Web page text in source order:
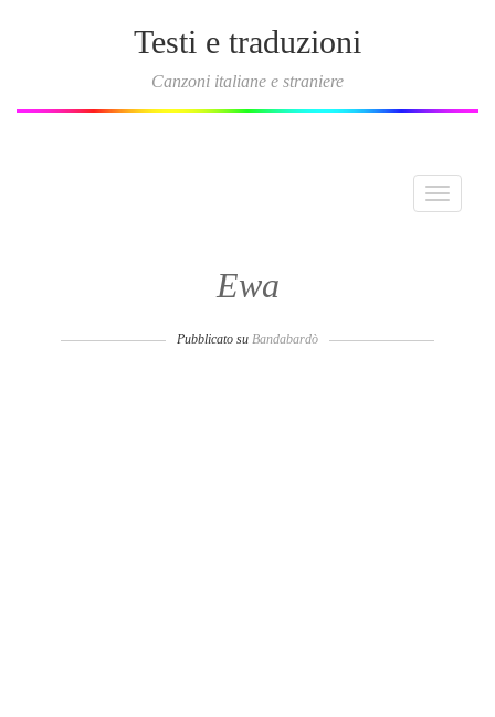
Testi e traduzioni
Canzoni italiane e straniere
Toggle
Ewa
Pubblicato su Bandabardò